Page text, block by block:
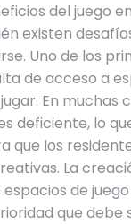
del juego
existen
Uno de los
de acceso a
En muchas
deficiente, lo
que los
La
de juego
que debe